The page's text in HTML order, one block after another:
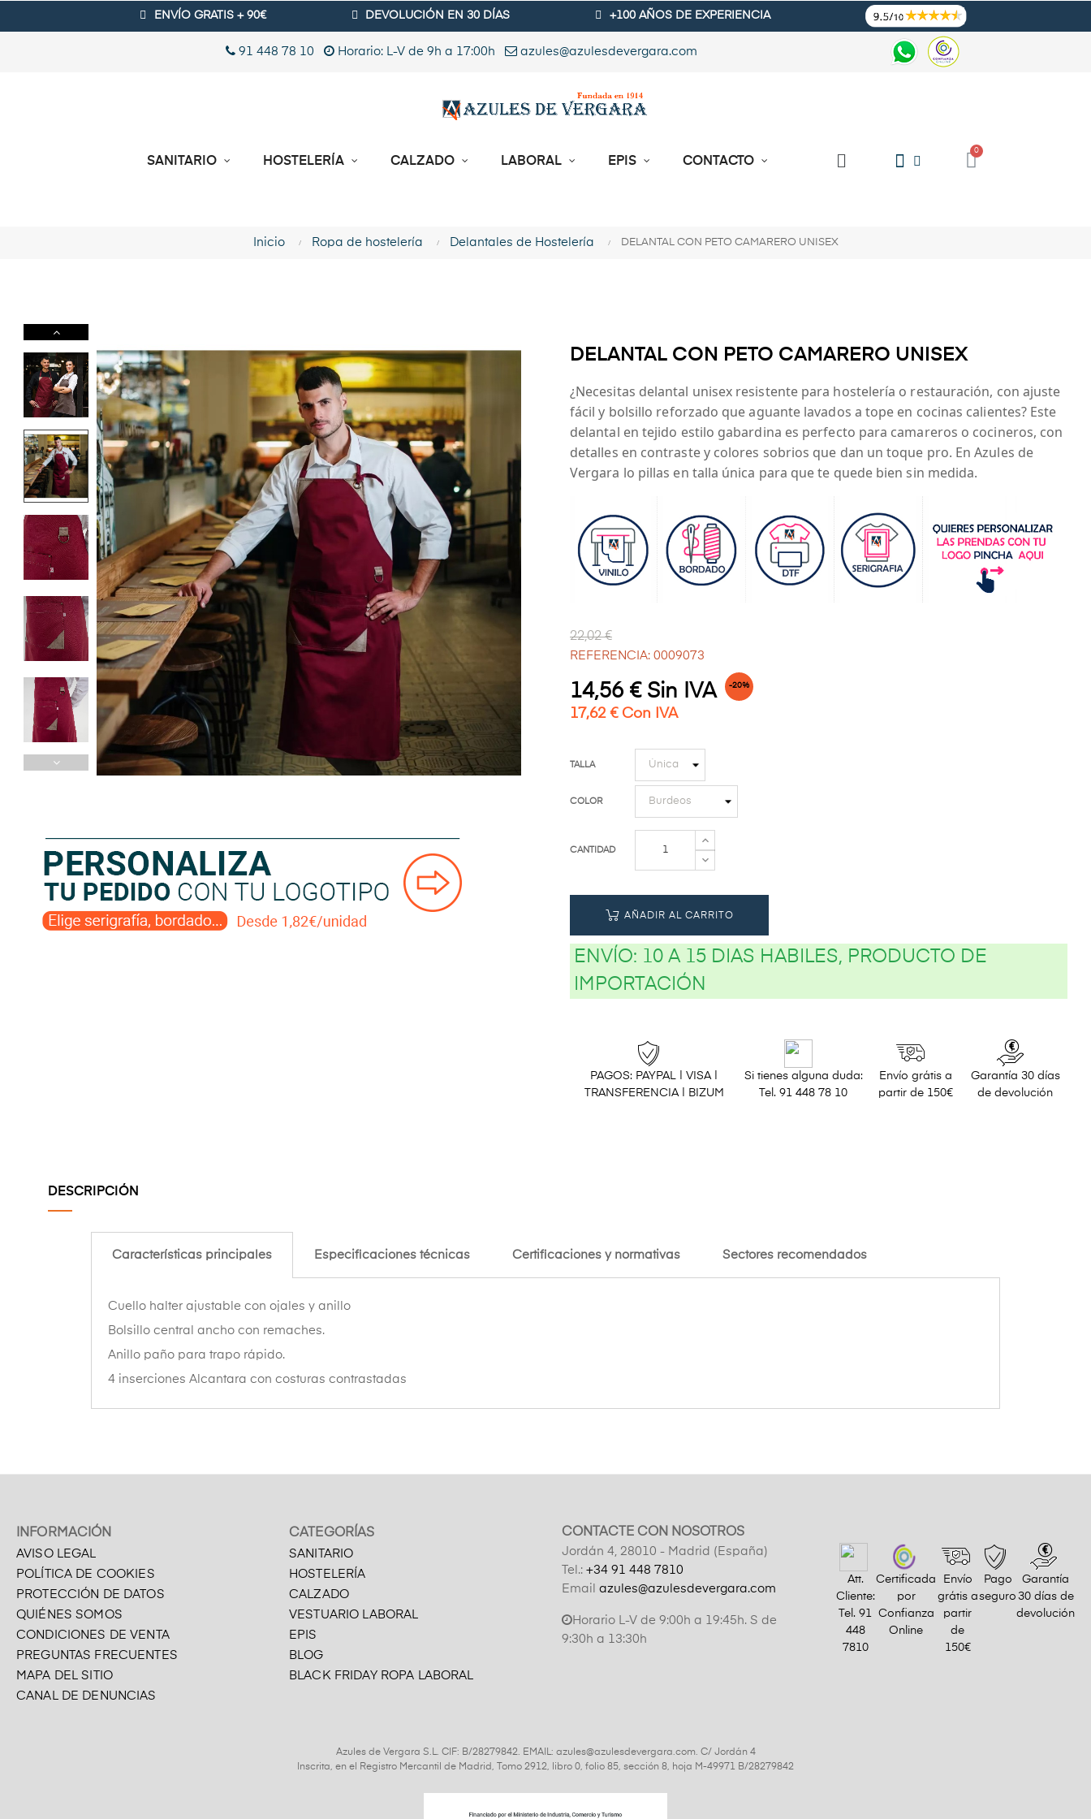
ENVÍO GRATIS + 90€ DEVOLUCIÓN EN 30 DÍAS +100 AÑOS DE EXPERIENCIA
91 448 78 10 Horario: L-V de 9h a 17:00h azules@azulesdevergara.com
SANITARIO HOSTELERÍA CALZADO LABORAL EPIS CONTACTO
Inicio Ropa de hostelería Delantales de Hostelería DELANTAL CON PETO CAMARERO UNISEX
DELANTAL CON PETO CAMARERO UNISEX
¿Necesitas delantal unisex resistente para hostelería o restauración, con ajuste
fácil y bolsillo reforzado que aguante lavados a tope en cocinas calientes? Este
delantal en tejido estilo gabardina es perfecto para camareros o cocineros, con
detalles en contraste y colores sobrios que dan un toque pro. En Azules de
Vergara lo pillas en talla única para que te quede bien sin medida.
22,02 €
REFERENCIA: 0009073
14,56 € Sin IVA -20%
17,62 € Con IVA
TALLA
COLOR
CANTIDAD
AÑADIR AL CARRITO
ENVÍO: 10 A 15 DIAS HABILES, PRODUCTO DE
IMPORTACIÓN
PAGOS: PAYPAL | VISA |
TRANSFERENCIA | BIZUM
Si tienes alguna duda:
Tel. 91 448 78 10
Envío grátis a
partir de 150€
Garantía 30 días
de devolución
DESCRIPCIÓN
Características principales Especificaciones técnicas Certificaciones y normativas Sectores recomendados
Cuello halter ajustable con ojales y anillo
Bolsillo central ancho con remaches.
Anillo paño para trapo rápido.
4 inserciones Alcantara con costuras contrastadas
INFORMACIÓN
AVISO LEGAL
POLÍTICA DE COOKIES
PROTECCIÓN DE DATOS
QUIÉNES SOMOS
CONDICIONES DE VENTA
PREGUNTAS FRECUENTES
MAPA DEL SITIO
CANAL DE DENUNCIAS
CATEGORÍAS
SANITARIO
HOSTELERÍA
CALZADO
VESTUARIO LABORAL
EPIS
BLOG
BLACK FRIDAY ROPA LABORAL
CONTACTE CON NOSOTROS
Jordán 4, 28010 - Madrid (España)
Tel.: +34 91 448 7810
Email azules@azulesdevergara.com
Horario L-V de 9:00h a 19:45h. S de
9:30h a 13:30h
Att.
Cliente:
Tel.91
448
7810
Certificada
por
Confianza
Online
Envío
grátis a
partir
de
150€
Pago
seguro
Garantía
30 días de
devolución
Azules de Vergara S.L. CIF: B/28279842. EMAIL: azules@azulesdevergara.com. C/ Jordán 4
Inscrita, en el Registro Mercantil de Madrid, Tomo 2912, libro 0, folio 85, sección 8, hoja M-49971 B/28279842